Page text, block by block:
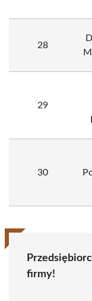
28
29
30
firmy!